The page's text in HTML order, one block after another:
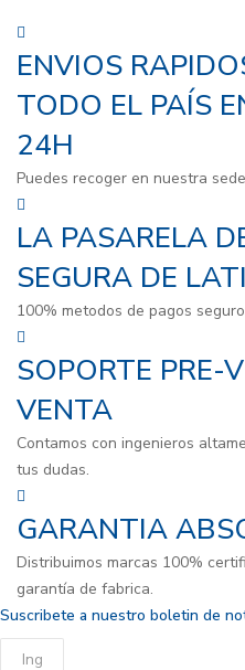
ENVIOS
TODO EL PAÍS
24H
Puedes recoger en nuestra
LA PASARELA
SEGURA DE
100% metodos de pagos
SOPORTE PRE-
VENTA
Contamos con ingenieros
tus dudas.
GARANTIA
Distribuimos marcas 100%
garantía de fabrica.
Suscribete a nuestro boletin de